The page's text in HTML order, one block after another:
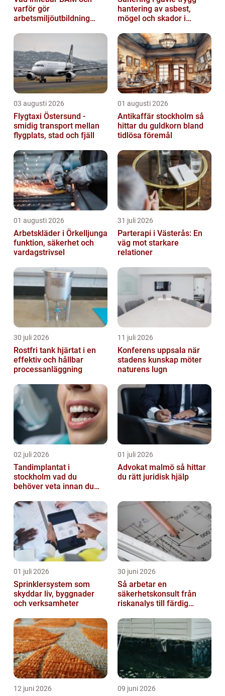
varför gör
arbetsmiljöutbildning
hantering av asbest,
mögel och skador i
03 augusti 2026
Flygtaxi Östersund -
smidig transport mellan
flygplats, stad och fjäll
01 augusti 2026
Antikaffär stockholm så
hittar du guldkorn bland
tidlösa föremål
01 augusti 2026
Arbetskläder i Örkelljunga
funktion, säkerhet och
vardagstrivsel
31 juli 2026
Parterapi i Västerås: En
väg mot starkare
relationer
30 juli 2026
Rostfri tank hjärtat i en
effektiv och hållbar
processanläggning
11 juli 2026
Konferens uppsala när
stadens kunskap möter
naturens lugn
02 juli 2026
Tandimplantat i
stockholm vad du
behöver veta innan du
01 juli 2026
Advokat malmö så hittar
du rätt juridisk hjälp
01 juli 2026
Sprinklersystem som
skyddar liv, byggnader
och verksamheter
30 juni 2026
Så arbetar en
säkerhetskonsult från
riskanalys till färdig
12 juni 2026 09 juni 2026